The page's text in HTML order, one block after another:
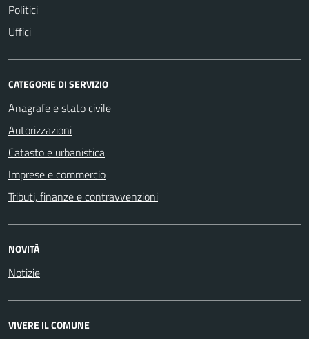
Politici
Uffici
CATEGORIE DI SERVIZIO
Anagrafe e stato civile
Autorizzazioni
Catasto e urbanistica
Imprese e commercio
Tributi, finanze e contravvenzioni
NOVITÀ
Notizie
VIVERE IL COMUNE